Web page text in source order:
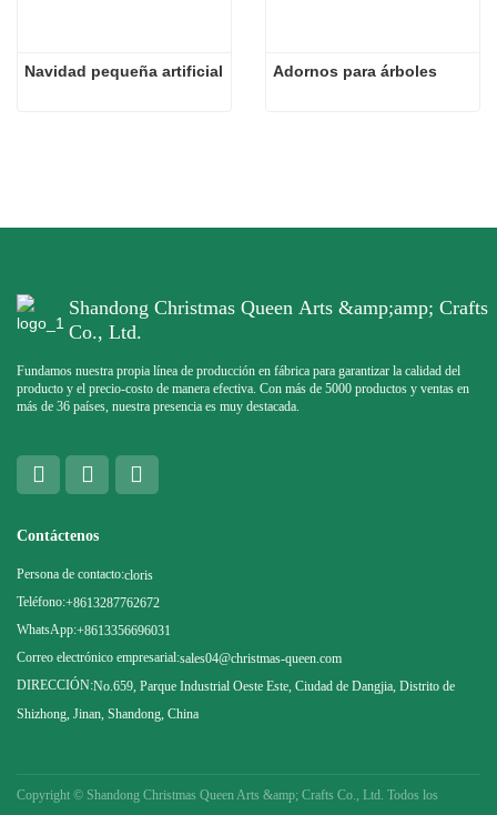
Navidad pequeña artificial Adornos para árboles
Shandong Christmas Queen Arts &amp;amp; Crafts
Co., Ltd.
Fundamos nuestra propia línea de producción en fábrica para garantizar la calidad del
producto y el precio-costo de manera efectiva. Con más de 5000 productos y ventas en
más de 36 países, nuestra presencia es muy destacada.
Contáctenos
Persona de contacto:cloris
Teléfono:+8613287762672
WhatsApp:+8613356696031
Correo electrónico empresarial:sales04@christmas-queen.com
DIRECCIÓN:No.659, Parque Industrial Oeste Este, Ciudad de Dangjia, Distrito de
Shizhong, Jinan, Shandong, China
Copyright © Shandong Christmas Queen Arts &amp; Crafts Co., Ltd. Todos los